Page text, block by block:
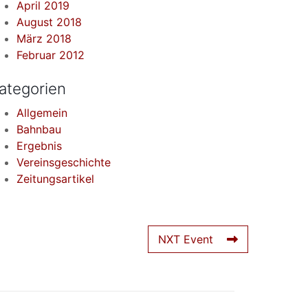
April 2019
August 2018
März 2018
Februar 2012
Allgemein
Bahnbau
Ergebnis
Vereinsgeschichte
Zeitungsartikel
NXT Event